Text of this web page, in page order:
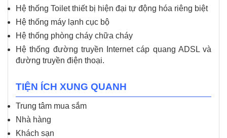
Hệ thống Toilet thiết bị hiện đại tự động hóa riêng biệt
Hệ thống máy lạnh cục bộ
Hệ thống phòng cháy chữa cháy
Hệ thống đường truyền Internet cáp quang ADSL và
đường truyền điện thoại.
TIỆN ÍCH XUNG QUANH
Trung tâm mua sắm
Nhà hàng
Khách sạn